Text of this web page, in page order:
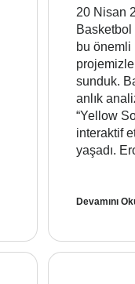
20 Nisan
Basketbol
bu önemli
sunduk.
anlık
“Yellow
interaktif
yaşadı.
Devamını